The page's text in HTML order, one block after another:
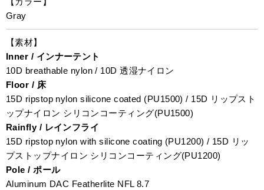
Gray
【素材】
Inner / インナーテント
10D breathable nylon / 10D 透湿ナイロン
Floor / 床
15D ripstop nylon silicone coated (PU1500) / 15D リップスト
ップナイロン シリコンコーティング(PU1500)
Rainfly / レインフライ
15D ripstop nylon with silicone coating (PU1200) / 15D リッ
プストップナイロン シリコンコーティング(PU1200)
Pole / ポール
Aluminum DAC Featherlite NFL 8.7